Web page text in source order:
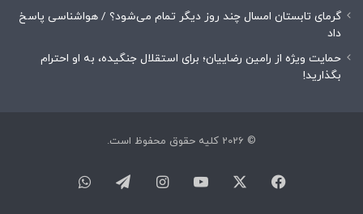
گرمای تابستان امسال چند روز دیگر تمام می‌شود؟ / هواشناسی پاسخ
داد
حمایت ویژه از رامین رضاییان؛ برای استقلال جنگیده، به او احترام
بگذارید!
© 2026 کلیه حقوق محفوظ است.
فیسبوک ایکس یوتیوب اینستاگرامتلگرام